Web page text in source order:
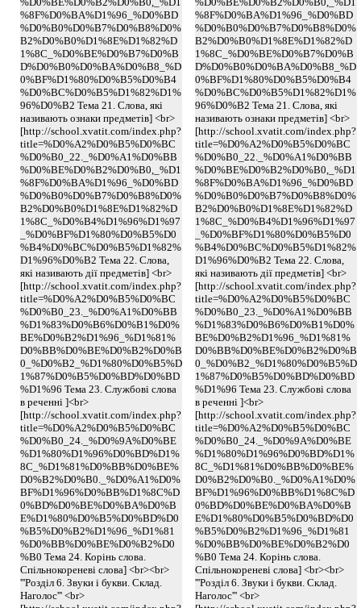
%8F%D0%BA%D1%96_%D0%BD
%D0%B0%D0%B7%D0%B8%D0%
B2%D0%B0%D1%8E%D1%82%D
1%8C_%D0%BE%D0%B7%D0%B
D%D0%B0%D0%BA%D0%B8_%D
0%BF%D1%80%D0%B5%D0%B4
%D0%BC%D0%B5%D1%82%D1%
96%D0%B2 Тема 21. Слова, які
називають ознаки предметів] <br>
[http://school.xvatit.com/index.php?
title=%D0%A2%D0%B5%D0%BC
%D0%B0_22._%D0%A1%D0%BB
%D0%BE%D0%B2%D0%B0,_%D1
%8F%D0%BA%D1%96_%D0%BD
%D0%B0%D0%B7%D0%B8%D0%
B2%D0%B0%D1%8E%D1%82%D
1%8C_%D0%B4%D1%96%D1%97
_%D0%BF%D1%80%D0%B5%D0
%B4%D0%BC%D0%B5%D1%82%
D1%96%D0%B2 Тема 22. Слова,
які називають дії предметів] <br>
[http://school.xvatit.com/index.php?
title=%D0%A2%D0%B5%D0%BC
%D0%B0_23._%D0%A1%D0%BB
%D1%83%D0%B6%D0%B1%D0%
BE%D0%B2%D1%96_%D1%81%
D0%BB%D0%BE%D0%B2%D0%B
0_%D0%B2_%D1%80%D0%B5%D
1%87%D0%B5%D0%BD%D0%BD
%D1%96 Тема 23. Службові слова
в реченні ]<br>
[http://school.xvatit.com/index.php?
title=%D0%A2%D0%B5%D0%BC
%D0%B0_24._%D0%9A%D0%BE
%D1%80%D1%96%D0%BD%D1%
8C_%D1%81%D0%BB%D0%BE%
D0%B2%D0%B0._%D0%A1%D0%
BF%D1%96%D0%BB%D1%8C%D
0%BD%D0%BE%D0%BA%D0%B
E%D1%80%D0%B5%D0%BD%D0
%B5%D0%B2%D1%96_%D1%81
%D0%BB%D0%BE%D0%B2%D0
%B0 Тема 24. Корінь слова.
Спільнокореневі слова] <br><br>
'''Розділ 6. Звуки і букви. Склад.
Наголос''' <br>
%8F%D0%BA%D1%96_%D0%BD
%D0%B0%D0%B7%D0%B8%D0%
B2%D0%B0%D1%8E%D1%82%D
1%8C_%D0%BE%D0%B7%D0%B
D%D0%B0%D0%BA%D0%B8_%D
0%BF%D1%80%D0%B5%D0%B4
%D0%BC%D0%B5%D1%82%D1%
96%D0%B2 Тема 21. Слова, які
називають ознаки предметів] <br>
[http://school.xvatit.com/index.php?
title=%D0%A2%D0%B5%D0%BC
%D0%B0_22._%D0%A1%D0%BB
%D0%BE%D0%B2%D0%B0,_%D1
%8F%D0%BA%D1%96_%D0%BD
%D0%B0%D0%B7%D0%B8%D0%
B2%D0%B0%D1%8E%D1%82%D
1%8C_%D0%B4%D1%96%D1%97
_%D0%BF%D1%80%D0%B5%D0
%B4%D0%BC%D0%B5%D1%82%
D1%96%D0%B2 Тема 22. Слова,
які називають дії предметів] <br>
[http://school.xvatit.com/index.php?
title=%D0%A2%D0%B5%D0%BC
%D0%B0_23._%D0%A1%D0%BB
%D1%83%D0%B6%D0%B1%D0%
BE%D0%B2%D1%96_%D1%81%
D0%BB%D0%BE%D0%B2%D0%B
0_%D0%B2_%D1%80%D0%B5%D
1%87%D0%B5%D0%BD%D0%BD
%D1%96 Тема 23. Службові слова
в реченні ]<br>
[http://school.xvatit.com/index.php?
title=%D0%A2%D0%B5%D0%BC
%D0%B0_24._%D0%9A%D0%BE
%D1%80%D1%96%D0%BD%D1%
8C_%D1%81%D0%BB%D0%BE%
D0%B2%D0%B0._%D0%A1%D0%
BF%D1%96%D0%BB%D1%8C%D
0%BD%D0%BE%D0%BA%D0%B
E%D1%80%D0%B5%D0%BD%D0
%B5%D0%B2%D1%96_%D1%81
%D0%BB%D0%BE%D0%B2%D0
%B0 Тема 24. Корінь слова.
Спільнокореневі слова] <br><br>
'''Розділ 6. Звуки і букви. Склад.
Наголос''' <br>